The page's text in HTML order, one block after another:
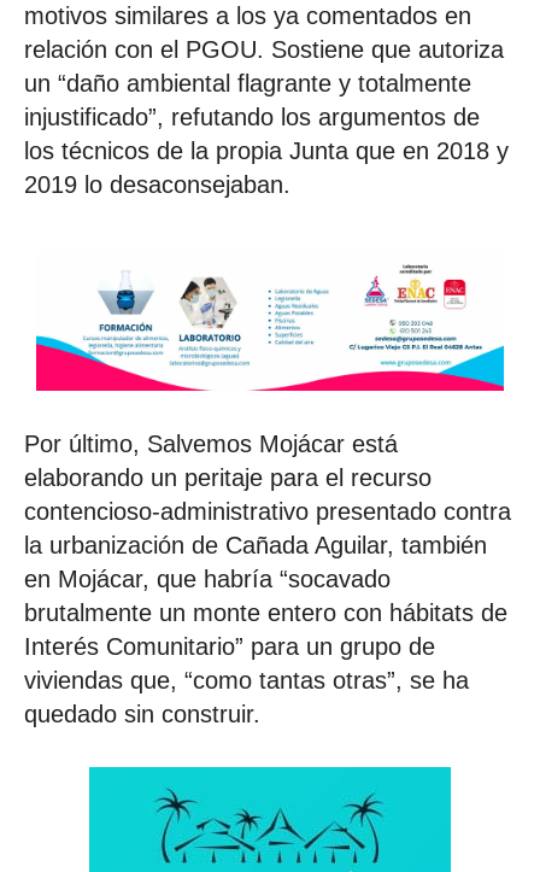
motivos similares a los ya comentados en
relación con el PGOU. Sostiene que autoriza
un “daño ambiental flagrante y totalmente
injustificado”, refutando los argumentos de
los técnicos de la propia Junta que en 2018 y
2019 lo desaconsejaban.
Por último, Salvemos Mojácar está
elaborando un peritaje para el recurso
contencioso-administrativo presentado contra
la urbanización de Cañada Aguilar, también
en Mojácar, que habría “socavado
brutalmente un monte entero con hábitats de
Interés Comunitario” para un grupo de
viviendas que, “como tantas otras”, se ha
quedado sin construir.